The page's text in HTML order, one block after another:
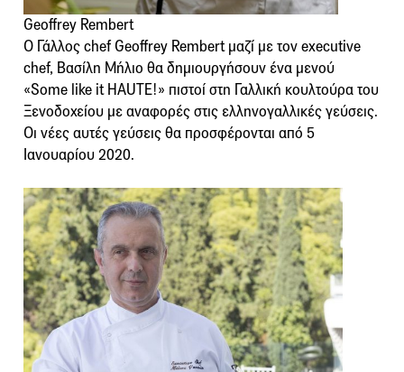
Geoffrey Rembert
Ο Γάλλος chef Geoffrey Rembert μαζί με τον executive
chef, Βασίλη Μήλιο θα δημιουργήσουν ένα μενού
«Some like it HAUTE!» πιστοί στη Γαλλική κουλτούρα του
Ξενοδοχείου με αναφορές στις ελληνογαλλικές γεύσεις.
Oι νέες αυτές γεύσεις θα προσφέρονται από 5
Ιανουαρίου 2020.